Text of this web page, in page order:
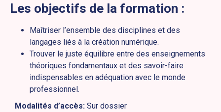
Les objectifs de la formation :
Maîtriser l’ensemble des disciplines et des
langages liés à la création numérique.
Trouver le juste équilibre entre des enseignements
théoriques fondamentaux et des savoir-faire
indispensables en adéquation avec le monde
professionnel.
Modalités d’accès: Sur dossier